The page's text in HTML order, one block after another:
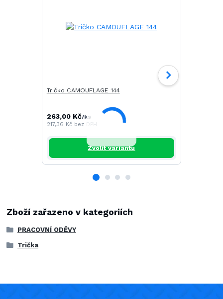
Tričko CAMOUFLAGE 144
263,00 Kč/ks
217,36 Kč bez DPH
Zvolit variantu
Zboží zařazeno v kategoriích
PRACOVNÍ ODĚVY
Trička